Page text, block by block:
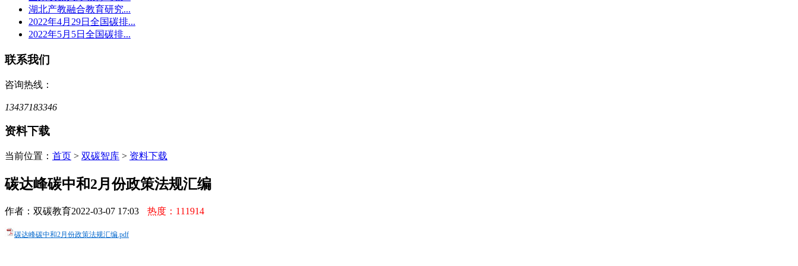
湖北产教融合教育研究...
2022年4月29日全国碳排...
2022年5月5日全国碳排...
联系我们
咨询热线：
13437183346
资料下载
当前位置： 首页 > 双碳智库 > 资料下载
碳达峰碳中和2月份政策法规汇编
作者：双碳教育2022-03-07 17:03 热度：111914
碳达峰碳中和2月份政策法规汇编.pdf